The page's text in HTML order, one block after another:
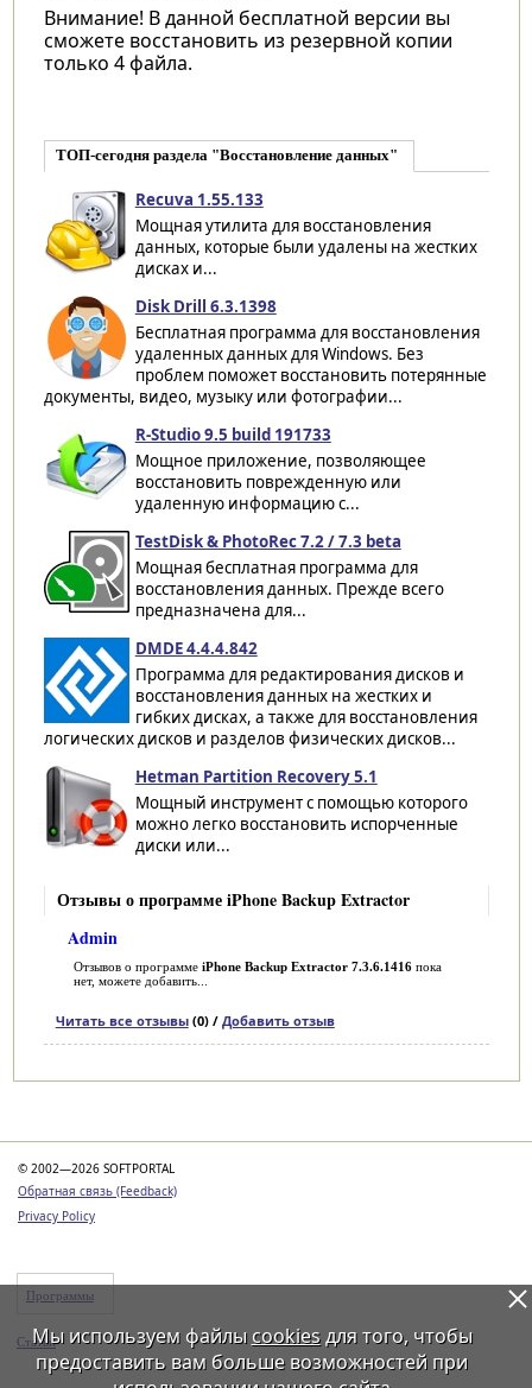
Внимание! В данной бесплатной версии вы
сможете восстановить из резервной копии
только 4 файла.
ТОП-сегодня раздела "Восстановление данных"
Recuva 1.55.133
Мощная утилита для восстановления
данных, которые были удалены на жестких
дисках и...
Disk Drill 6.3.1398
Бесплатная программа для восстановления
удаленных данных для Windows. Без
проблем поможет восстановить потерянные
документы, видео, музыку или фотографии...
R-Studio 9.5 build 191733
Мощное приложение, позволяющее
восстановить поврежденную или
удаленную информацию с...
TestDisk & PhotoRec 7.2 / 7.3 beta
Мощная бесплатная программа для
восстановления данных. Прежде всего
предназначена для...
DMDE 4.4.4.842
Программа для редактирования дисков и
восстановления данных на жестких и
гибких дисках, а также для восстановления
логических дисков и разделов физических дисков...
Hetman Partition Recovery 5.1
Мощный инструмент с помощью которого
можно легко восстановить испорченные
диски или...
Отзывы о программе iPhone Backup Extractor
Admin
Отзывов о программе iPhone Backup Extractor 7.3.6.1416пока
нет, можете добавить...
Читать все отзывы(0) / Добавить отзыв
© 2002—2026 SOFTPORTAL
Обратная связь (Feedback)
Privacy Policy
Программы
Статьи
Мы используем файлы cookiesдля того, чтобы
предоставить вам больше возможностей при